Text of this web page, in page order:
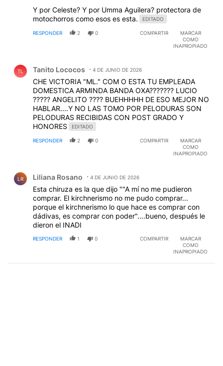
Y por Celeste? Y por Umma Aguilera? protectora de
motochorros como esos es esta.
EDITADO
RESPONDER 2 0 COMPARTIR
MARCAR
COMO
INAPROPIADO
TL Tanito Lococos 4 DE JUNIO DE 2026
CHE VICTORIA "ML." COM O ESTA TU EMPLEADA
DOMESTICA ARMINDA BANDA OXA??????? LUCIO
????? ANGELITO ???? BUEHHHHH DE ESO MEJOR NO
HABLAR....Y NO LAS TOMO POR PELODURAS SON
PELODURAS RECIBIDAS CON POST GRADO Y
HONORES
EDITADO
RESPONDER 2 0 COMPARTIR
MARCAR
COMO
INAPROPIADO
LR Liliana Rosano 4 DE JUNIO DE 2026
Esta chiruza es la que dijo ""A mí no me pudieron
comprar. El kirchnerismo no me pudo comprar...
porque el kirchnerismo lo que hace es comprar con
dádivas, es comprar con poder"....bueno, después le
dieron el INADI
RESPONDER 1 0 COMPARTIR
MARCAR
COMO
INAPROPIADO